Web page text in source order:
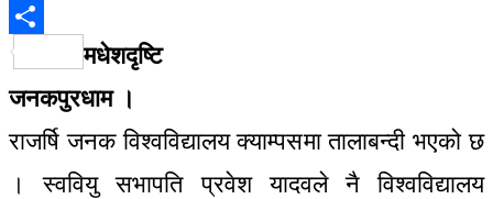
Telegram
Share
मधेशदृष्टि
जनकपुरधाम ।
राजर्षि जनक विश्वविद्यालय क्याम्पसमा तालाबन्दी भएको छ
। स्ववियु सभापति प्रवेश यादवले नै विश्वविद्यालय